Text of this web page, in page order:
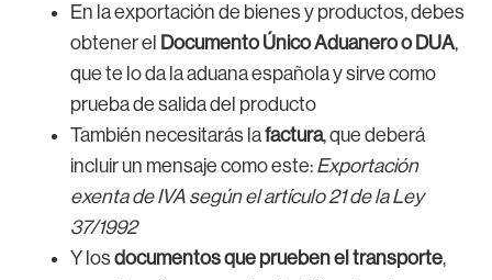
En la exportación de bienes y productos, debes
obtener el Documento Único Aduanero o DUA,
que te lo da la aduana española y sirve como
prueba de salida del producto
También necesitarás lafactura, que deberá
incluir un mensaje como este: Exportación
exenta de IVA según el artículo 21 de la Ley
37/1992
Y los documentos que prueben el transporte,